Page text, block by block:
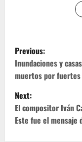
P
o
s
t
n
Previous:
Inundaciones y
muertos por
Next:
El compositor Iván
Este fue el mensaje